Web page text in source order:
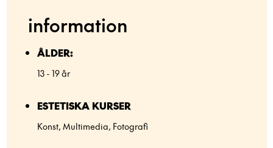
information
ÅLDER:
13 - 19 år
ESTETISKA KURSER
Konst, Multimedia, Fotografi